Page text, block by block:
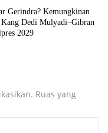
Gerindra? Kemungkinan
Dedi Mulyadi–Gibran
2029
Ruas yang